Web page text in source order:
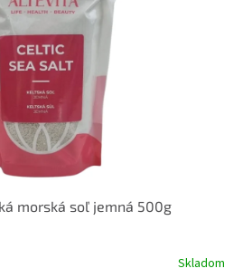
morská soľ jemná 500g
Skladom